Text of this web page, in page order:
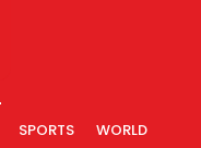
SPORTS
WORLD